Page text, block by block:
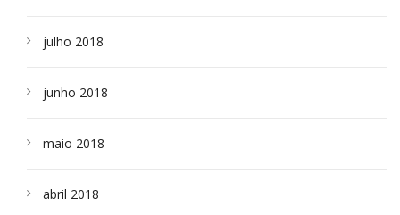
julho 2018
junho 2018
maio 2018
abril 2018